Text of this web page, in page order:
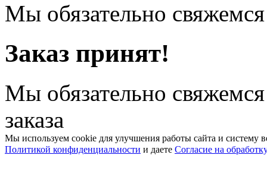
Мы обязательно
Заказ принят!
Мы обязательно
заказа
Мы используем cookie для улучшения работы сайта и систему
Политикой конфиденциальности и даете Согласие на